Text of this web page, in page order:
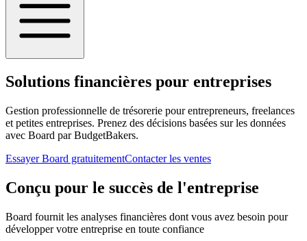
Solutions financières pour entreprises
Gestion professionnelle de trésorerie pour entrepreneurs, freelances
et petites entreprises. Prenez des décisions basées sur les données
avec Board par BudgetBakers.
Essayer Board gratuitementContacter les ventes
Conçu pour le succès de l'entreprise
Board fournit les analyses financières dont vous avez besoin pour
développer votre entreprise en toute confiance